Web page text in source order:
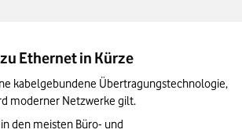
Ethernet in Kürze
kabelgebundene Übertragungstechnologie,
moderner Netzwerke gilt.
den meisten Büro- und